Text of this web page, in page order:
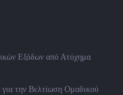
Εξόδων από Ατύχημα
την Βελτίωση Ομαδικού